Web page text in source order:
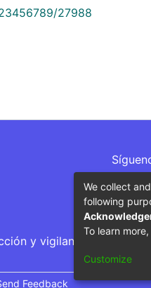
27988
y vigilancia por parte
Feedback
We collect
following
To learn
Customize